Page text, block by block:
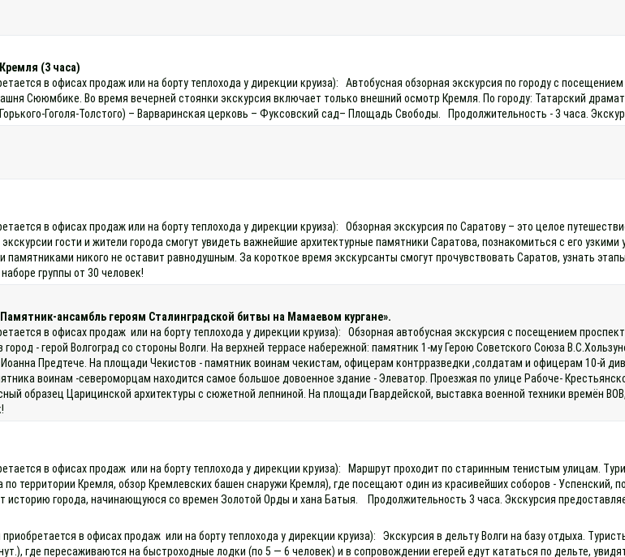
(3 часа)
в офисах продаж или на борту теплохода у дирекции круиза): Автобусная обзорная экскурсия по городу с
Сююмбике. Во время вечерней стоянки экскурсия включает только внешний осмотр Кремля. По городу: Татарский
Гоголя-Толстого) – Варваринская церковь – Фуксовский сад– Площадь Свободы. Продолжительность - 3 часа.
в офисах продаж или на борту теплохода у дирекции круиза): Обзорная экскурсия по Саратову – это целое
гости и жители города смогут увидеть важнейшие архитектурные памятники Саратова, познакомиться с его
никого не оставит равнодушным. За короткое время экскурсанты смогут прочувствовать Саратов, узнать
группы от 30 человек!
ансамбль героям Сталинградской битвы на Мамаевом кургане».
в офисах продаж или на борту теплохода у дирекции круиза): Обзорная автобусная экскурсия с посещением
- герой Волгоград со стороны Волги. На верхней террасе набережной: памятник 1-му Герою Советского Союза
Предтече. На площади Чекистов - памятник воинам чекистам, офицерам контрразведки ,солдатам и офицерам 10-й
воинам -североморцам находится самое большое довоенное здание - Элеватор. Проезжая по улице Рабоче-
образец Царицинской архитектуры с сюжетной лепниной. На площади Гвардейской, выставка военной техники времён
в офисах продаж или на борту теплохода у дирекции круиза): Маршрут проходит по старинным тенистым улицам.
по территории Кремля, обзор Кремлевских башен снаружи Кремля), где посещают один из красивейших соборов -
города, начинающуюся со времен Золотой Орды и хана Батыя. Продолжительность 3 часа. Экскурсия
в офисах продаж или на борту теплохода у дирекции круиза): Экскурсия в дельту Волги на базу отдыха.
где пересаживаются на быстроходные лодки (по 5 — 6 человек) и в сопровождении егерей едут кататься по дельте,